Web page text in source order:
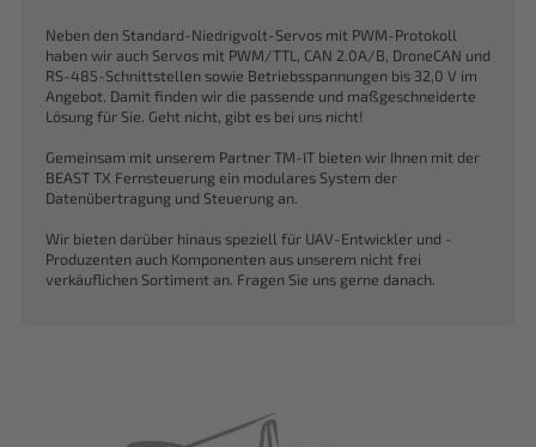
Neben den Standard-Niedrigvolt-Servos mit PWM-Protokoll
haben wir auch Servos mit PWM/TTL, CAN 2.0A/B, DroneCAN und
RS-485-Schnittstellen sowie Betriebsspannungen bis 32,0 V im
Angebot. Damit finden wir die passende und maßgeschneiderte
Lösung für Sie. Geht nicht, gibt es bei uns nicht!
Gemeinsam mit unserem Partner TM-IT bieten wir Ihnen mit der
BEAST TX Fernsteuerung ein modulares System der
Datenübertragung und Steuerung an.
Wir bieten darüber hinaus speziell für UAV-Entwickler und -
Produzenten auch Komponenten aus unserem nicht frei
verkäuflichen Sortiment an. Fragen Sie uns gerne danach.